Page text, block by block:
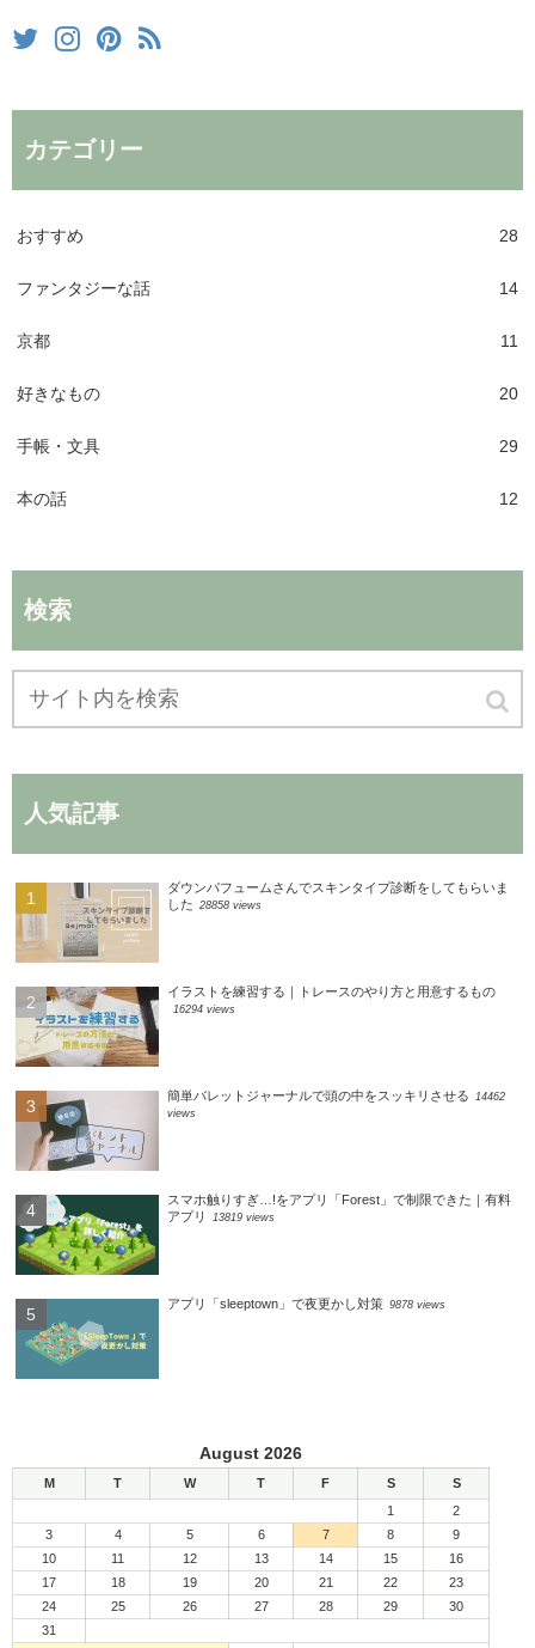
カテゴリー
おすすめ 28
ファンタジーな話 14
京都 11
好きなもの 20
手帳・文具 29
本の話 12
検索
人気記事
ダウンパフュームさんでスキンタイプ診断をしてもらいま
した 28858 views
イラストを練習する｜トレースのやり方と用意するもの
16294 views
簡単バレットジャーナルで頭の中をスッキリさせる
14462
views
スマホ触りすぎ…!をアプリ「Forest」で制限できた｜有料
アプリ
13819 views
アプリ「sleeptown」で夜更かし対策 9878 views
August 2026
M T W T F S S
1
2
3
4 5 6 7 8
9
10
11 12 13 14 15
16
17
18 19 20 21 22
23
24
25 26 27 28 29
30
31